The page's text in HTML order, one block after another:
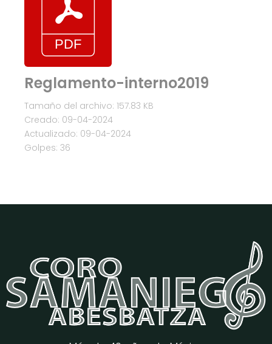
Reglamento-interno2019
Tamaño del archivo: 157.83 KB
Creado: 09-04-2024
Actualizado: 09-04-2024
Golpes: 36